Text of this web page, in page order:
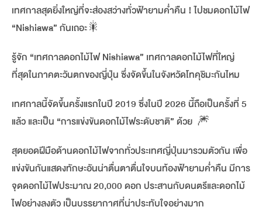
เทศกาลสุดยิ่งใหญ่ที่จะส่องสว่างทั่วฟ้ายามค่ำคืน ! ไปชมดอกไม้ไฟ
“Nishiawa” กันเถอะ🎇
รู้จัก “เทศกาลดอกไม้ไฟ Nishiawa” เทศกาลดอกไม้ไฟที่ใหญ่
ที่สุดในภาคตะวันตกของญี่ปุ่น ซึ่งจัดขึ้นในจังหวัดโทคุชิมะกันไหม
เทศกาลนี้จัดขึ้นครั้งแรกในปี 2019 ซึ่งในปี 2026 นี้ถือเป็นครั้งที่ 5
แล้ว และเป็น “การแข่งขันดอกไม้ไฟระดับชาติ” ด้วย 🎆
สุดยอดฝีมือด้านดอกไม้ไฟจากทั่วประเทศญี่ปุ่นมารวมตัวกัน เพื่อ
แข่งขันกันแสดงทักษะอันน่าตื่นตาตื่นใจบนท้องฟ้ายามค่ำคืน มีการ
จุดดอกไม้ไฟประมาณ 20,000 ดอก ประสานกับดนตรีและดอกไม้
ไฟอย่างลงตัว เป็นบรรยากาศที่น่าประทับใจอย่างมาก